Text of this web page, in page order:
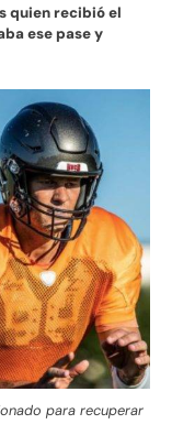
quien recibió el
ese pase y
para recuperar